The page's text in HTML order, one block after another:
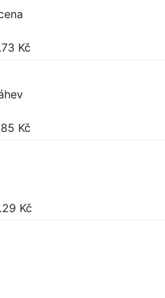
Kč
Kč
Kč